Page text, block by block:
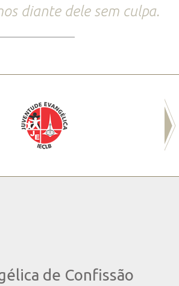
diante dele sem culpa.
de Confissão